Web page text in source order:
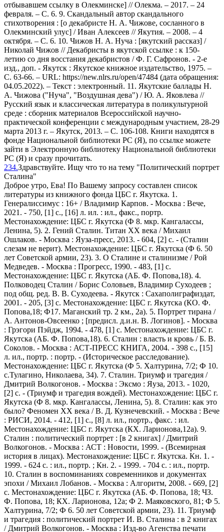
отбывавшем ссылку в Олекминске] // Олекма. – 2017. – 24
февраля. – С. 6. 9. Скандальный автор скандального
стихотворения : [о декабристе Н. А. Чижове, сосланного в
Олекминский улус] / Иван Алексеев // Якутия. – 2008. – 4
октября. – С. 6. 10. Чижов Н. А. Нуча : [якутский рассказ] /
Николай Чижов // Декабристы в якутской ссылке : к 150-
летию со дня восстания декабристов / Ф. Г. Сафронов. - 2-е
изд., доп. - Якутск : Якутское книжное издательство, 1975. –
С. 63-66. – URL: https://new.nlrs.ru/open/47484 (дата обращения:
04.05.2022). – Текст : электронный. 11. Якутские баллады Н.
А. Чижова ("Нуча", "Воздушная дева") / Ю. А. Яковлева //
Русский язык и классическая литература в поликультурной
среде : сборник материалов Всероссийской научно-
практической конференции с международным участием, 28-29
марта 2013 г. – Якутск, 2013. – С. 106-108. Книги находятся в
фонде Национальной библиотеки РС (Я), по ссылке можете
зайти в Электронную библиотеку Национальной библиотеки
РС (Я) и сразу прочитать.
234.Здравствуйте. Ищу что то на тему "Политический портрет
Сталина"
Доброе утро, Ева! По Вашему запросу составлен список
литературы из книжного фонда ЦБС г. Якутска. 1.
Генералиссимус : 16+ / Владимир Карпов. - Москва : Вече,
2021. - 750, [1] с., [16] л. ил. : ил., факс., портр.
Местонахождение: ЦБС г. Якутска (Ф 8. мкр. Кангалассы,
Ленина, 5). 2. Гений Сталин. Титан XX века / Михаил
Ошлаков. - Москва : Яуза-пресс, 2013. - 604, [2] с. - (Сталин
слезам не верит). Местонахождение: ЦБС г. Якутска (Ф 6. 50
лет Советской армии, 23). 3. О Сталине и сталинизме / Рой
Медведев. - Москва : Прогресс, 1990. - 483, [1] с.
Местонахождение: ЦБС г. Якутска (АБ. Ф. Попова,18). 4.
Полководец Сталин / Борис Соловьев, Владимир Суходеев ;
под общ. ред. В. В. Суходеева. - Якутск : Сахаполиграфиздат,
2001. - 205, [3] с. Местонахождение: ЦБС г. Якутска (КО. Ф.
Попова,18; Ф17. Маганский тр. 2 км., 2а). 5. Портрет тирана /
А. Антонов-Овсеенко ; [предисл. д.и.н. В. Логинов]. - Москва
: Грэгори Пэйдж, 1994. - 478, [1] с. Местонахождение: ЦБС г.
Якутска (АБ. Ф. Попова,18). 6. Сталин : власть и кровь / Б. В.
Соколов. - Москва : АСТ-ПРЕСС КНИГА, 2004. - 398 с., [15]
л. ил., портр. : портр. - (Историческое расследование).
Местонахождение: ЦБС г. Якутска (Ф 5. Халтурина, 7/2; Ф 10.
с.Тулагино, Николаева, 34). 7. Сталин. Триумф и трагедия /
Дмитрий Волкогонов. - Москва : Эксмо : Яуза, 2013. - 1020,
[2] с. - (Триумф и трагедия вождей). Местонахождение: ЦБС г.
Якутска (Ф 8. мкр. Кангалассы, Ленина, 5). 8. Сталин: как это
было? Феномен XX века / В. Д. Кузнечевский. - Москва : Вече
: РИСИ, 2014. - 412, [1] с., [8] л. ил., портр., факс. : ил.
Местонахождение: ЦБС г. Якутска (КХ. Ларионова,12а). 9.
Сталин : политический портрет : [в 2 книгах] / Дмитрий
Волкогонов. - Москва : АСТ : Новости, 1999. - (Всемирная
история в лицах). Местонахождение: ЦБС г. Якутска. Кн. 1. -
1999. - 624 с. : ил., портр. ; Кн. 2. - 1999. - 704 с. : ил., портр.
10. Сталин в воспоминаниях современников и документах
эпохи / Михаил Лобанов. - Москва : Алгоритм, 2008. - 669, [2]
с. Местонахождение: ЦБС г. Якутска (АБ. Ф. Попова, 18; ЧЗ.
Ф. Попова, 18; КХ. Ларионова, 12а; Ф 2. Маяковского, 81; Ф 5.
Халтурина, 7/2; Ф 6. 50 лет Советской армии, 23). 11. Триумф
и трагедия : политический портрет И. В. Сталина : в 2 книгах
/ Дмитрий Волкогонов. - Москва : Изд-во Агенства печати